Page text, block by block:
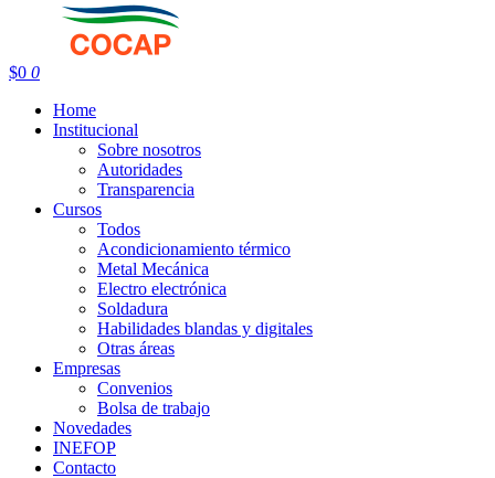
$0 0
Home
Institucional
Sobre nosotros
Autoridades
Transparencia
Cursos
Todos
Acondicionamiento térmico
Metal Mecánica
Electro electrónica
Soldadura
Habilidades blandas y digitales
Otras áreas
Empresas
Convenios
Bolsa de trabajo
Novedades
INEFOP
Contacto